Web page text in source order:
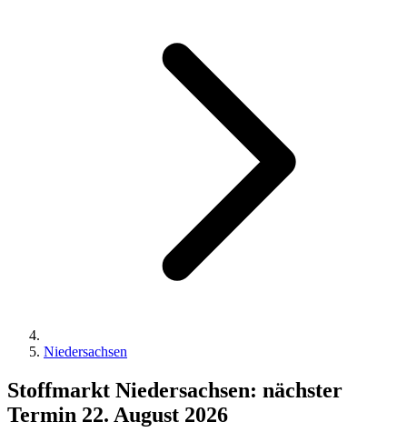
Niedersachsen
Stoffmarkt Niedersachsen: nächster
Termin 22. August 2026